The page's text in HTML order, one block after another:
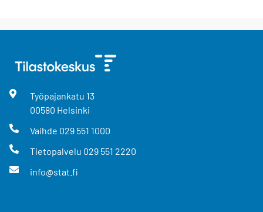
Työpajankatu 13
00580 Helsinki
Vaihde 029 551 1000
Tietopalvelu 029 551 2220
info@stat.fi